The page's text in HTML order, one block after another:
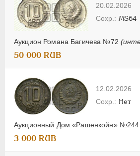
20.02.2026
Аукцион Романа Багичева №72
MS64
50 000 RUB
12.02.2026
Аукционный Дом «Рашенкойн»
Нет
3 000 RUB